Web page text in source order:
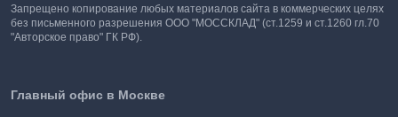
Запрещено копирование любых материалов сайта в коммерческих целях
без письменного разрешения ООО "МОССКЛАД" (ст.1259 и ст.1260 гл.70
"Авторское право" ГК РФ).
Главный офис в Москве